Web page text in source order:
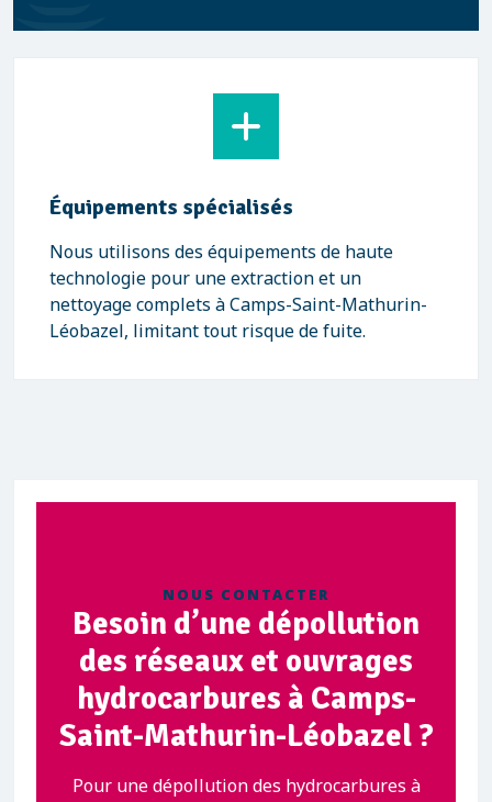
Équipements spécialisés
Nous utilisons des équipements de haute
technologie pour une extraction et un
nettoyage complets à Camps-Saint-Mathurin-
Léobazel, limitant tout risque de fuite.
NOUS CONTACTER
Besoin d’une dépollution
des réseaux et ouvrages
hydrocarbures à Camps-
Saint-Mathurin-Léobazel ?
Pour une dépollution des hydrocarbures à